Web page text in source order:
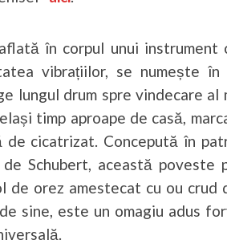
în corpul unui instrument
vibrațiilor, se numește în
lungul drum spre vindecare al
timp aproape de casă,
cicatrizat. Concepută în
Schubert, această poveste
orez amestecat cu ou crud
sine, este un omagiu adus